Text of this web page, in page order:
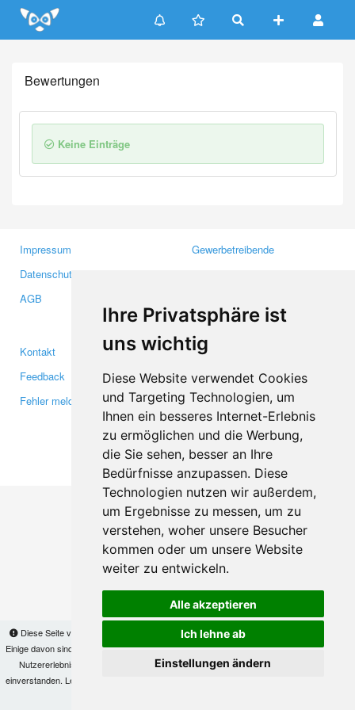
Ihre Privatsphäre ist
uns wichtig
Diese Website verwendet Cookies
und Targeting Technologien, um
Ihnen ein besseres Internet-Erlebnis
zu ermöglichen und die Werbung,
die Sie sehen, besser an Ihre
Bedürfnisse anzupassen. Diese
Technologien nutzen wir außerdem,
um Ergebnisse zu messen, um zu
verstehen, woher unsere Besucher
kommen oder um unsere Website
weiter zu entwickeln.
Alle akzeptieren
Ich lehne ab
Einstellungen ändern
Update cookies preferences
Diese Seite verwendet Cookies, um Informationen auf Ihrem Computer zu speichern.
Einige davon sind notwendig, damit unsere Seite funktioniert, andere helfen uns dabei, das
Nutzererlebnis zu verbessern. Mit der Nutzung dieser Seite erklären Sie sich damit
einverstanden. Lesen Sie unsere
Bewertungen
Keine Einträge
Impressum
Datenschutzerklärung
AGB
Gewerbetreibende
Medien
Kontakt
Feedback
Fehler melden
Facebook
Twitter
YouTube
Google+
Makis© Copyright 2026